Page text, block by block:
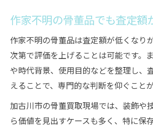
作家不明の骨董品でも査定額
作家不明の骨董品は査定額が低くなり
次第で評価を上げることは可能です。
や時代背景、使用目的などを整理し、
えることで、専門的な判断を仰ぐことが
加古川市の骨董買取現場では、装飾や
ら価値を見出すケースも多く、特に保